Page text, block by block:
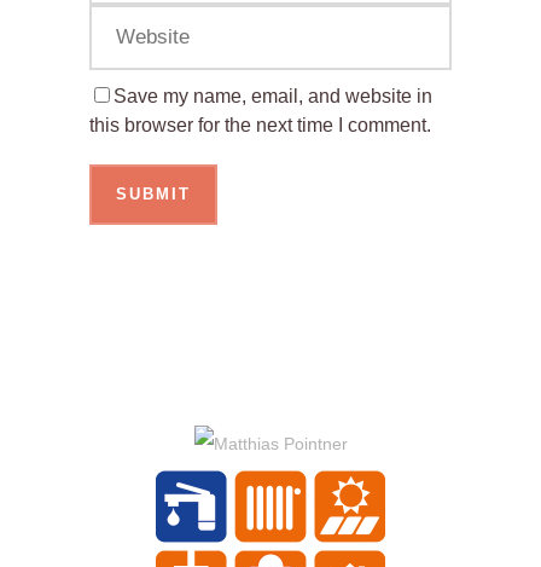
Save my name, email, and website in
this browser for the next time I comment.